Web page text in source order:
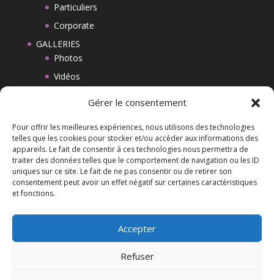
Gérer le consentement
Pour offrir les meilleures expériences, nous utilisons des technologies
telles que les cookies pour stocker et/ou accéder aux informations des
appareils. Le fait de consentir à ces technologies nous permettra de
traiter des données telles que le comportement de navigation ou les ID
uniques sur ce site. Le fait de ne pas consentir ou de retirer son
consentement peut avoir un effet négatif sur certaines caractéristiques
et fonctions.
Accepter
Refuser
Particuliers
Corporate
GALLERIES
Photos
Vidéos
MENTIONS LEGALES
CGV
Politique de cookies (UE)